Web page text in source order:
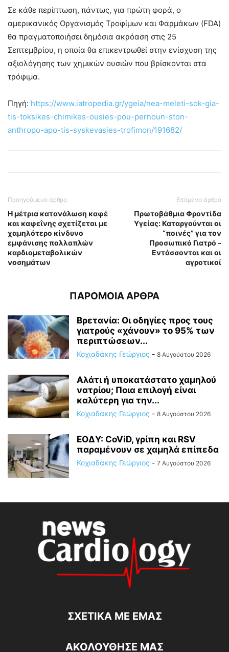
Σε κάθε περίπτωση, πάντως, για πρώτη φορά, ο
αμερικανικός Οργανισμός Τροφίμων και Φαρμάκων (FDA)
θα πραγματοποιήσει δημόσια ακρόαση στις 25
Σεπτεμβρίου, η οποία θα επικεντρωθεί στην ενίσχυση της
αξιολόγησης των χημικών ουσιών που βρίσκονται στα
τρόφιμα.
Πηγή: https://www.iatropedia.gr/ygeia/nea-meleti-sok-gia-
tis-toksikes-chimikes-ousies-pou-pernoun-ston-
anthropo-apo-tis-syskevasies-trofimon/191682/
Προηγούμενο άρθρο
Η μέτρια κατανάλωση καφέ
και καφεΐνης σχετίζεται με
χαμηλότερο κίνδυνο
εμφάνισης πολλαπλών
καρδιομεταβολικών
νοσημάτων
Επόμενο άρθρο
Πρωτοβάθμια Φροντίδα
Υγείας: Καταργούνται οι
“ποινές” για τον
Προσωπικό Γιατρό –
Εντάσσονται και οι
αγροτικοί
ΠΑΡΟΜΟΙΑ ΑΡΘΡΑ
Βρετανία: Οι οδηγίες προς τους
γιατρούς «χάνουν» το 95% των
περιπτώσεων...
Κοχιαδάκης Γεώργιος - 8 Αυγούστου 2026
Αλάτι ή υποκατάστατο χαμηλού
νατρίου; Ποια επιλογή είναι
καλύτερη για την...
Κοχιαδάκης Γεώργιος - 8 Αυγούστου 2026
ΕΟΔΥ: CoViD, γρίπη και RSV
παραμένουν σε χαμηλά επίπεδα
Κοχιαδάκης Γεώργιος - 7 Αυγούστου 2026
ΣΧΕΤΙΚΆ ΜΕ ΕΜΆΣ
ΑΚΟΛΟΥΘΗΣΕ ΜΑΣ